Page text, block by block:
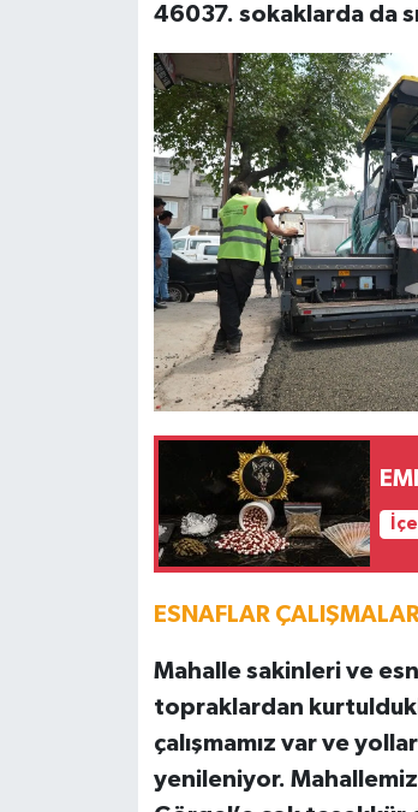
46037. sokaklarda da
ESNAFLAR
Mahalle sakinleri ve
topraklardan
çalışmamız var ve
yenileniyor.